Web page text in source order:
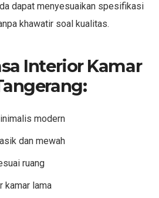
dapat menyesuaikan spesifikasi
khawatir soal kualitas.
Interior Kamar
modern
dan mewah
ruang
kamar lama